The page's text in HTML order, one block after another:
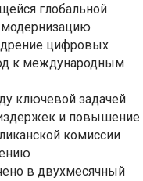
глобальной
модернизацию
цифровых
к международным
ключевой задачей
и повышение
комиссии
в двухмесячный